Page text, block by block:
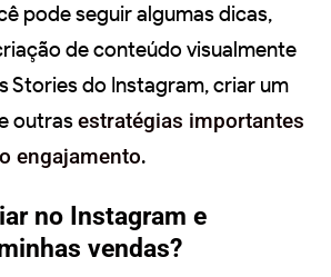
pode seguir algumas dicas,
de conteúdo visualmente
Stories do Instagram, criar um
outrasestratégias importantes
engajamento.
no Instagram e
vendas?